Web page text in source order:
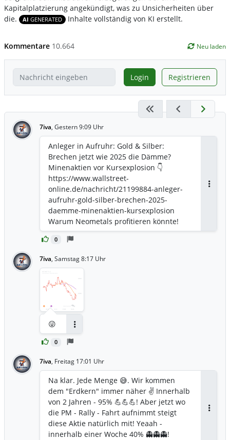
Kapitalplatzierung angekündigt, was zu Unsicherheiten über
die.
AI GENERATED Inhalte vollständig von KI erstellt.
Kommentare 10.664 Neu laden
Login Registrieren
7iva, Gestern 9:09 Uhr
0
Anleger in Aufruhr: Gold & Silber:
Brechen jetzt wie 2025 die Dämme?
Minenaktien vor Kursexplosion 👇
https://www.wallstreet-
online.de/nachricht/21199884-anleger-
aufruhr-gold-silber-brechen-2025-
daemme-minenaktien-kursexplosion ​
Warum Neometals profitieren könnte! ​
Positiver Sentiment-Effekt ✅️: Wenn
Goldpreise steigen, rücken Projekte mit
Projekt stärker in den Fokus von
Spekulanten. ​Bessere Projekt-Ökonomie
✅️: Höhere Goldpreise machen
Förderabkommen und Dienstleistungs-
Joint-Ventures (wie das geplante
Goldabbau-Abkommen für die Ironclad-
Lagerstätte) finanziell noch attraktiver
und erleichtern die Finanzierung ohne
Gedanke von mir 🤷‍♀️?!
7iva, Samstag 8:17 Uhr
0
😜
7iva, Freitag 17:01 Uhr
Na klar. Jede Menge 😅. Wir kommen
dem "Erdkern" immer näher ✌️ Innerhalb
von 2 Jahren - 95% 💪💪💪! Aber jetzt wo
die PM - Rally - Fahrt aufnimmt steigt
diese Aktie natürlich mit! Yeaah -
innerhalb einer Woche 40% 👻👻👻!